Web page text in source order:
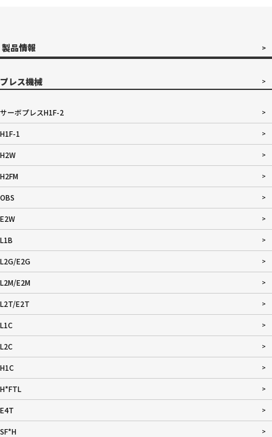
製品情報
プレス機械
サーボプレスH1F-2
H1F-1
H2W
H2FM
OBS
E2W
L1B
L2G/E2G
L2M/E2M
L2T/E2T
L1C
L2C
H1C
H*FTL
E4T
SF*H